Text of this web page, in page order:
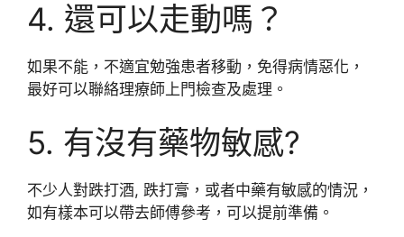
4. 還可以走動嗎？
如果不能，不適宜勉強患者移動，免得病情惡化，
最好可以聯絡理療師上門檢查及處理。
5. 有沒有藥物敏感?
不少人對跌打酒, 跌打膏，或者中藥有敏感的情況，
如有樣本可以帶去師傅參考，可以提前準備。